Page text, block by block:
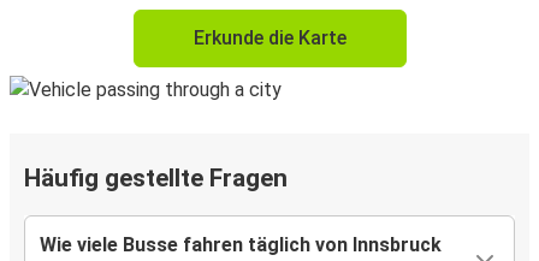
Erkunde die Karte
Häufig gestellte Fragen
Wie viele Busse fahren täglich von Innsbruck